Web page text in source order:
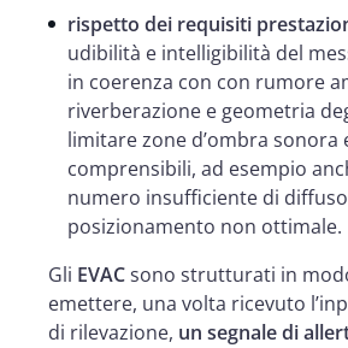
rispetto dei requisiti
udibilità e intelligibilità del
in coerenza con con rumore
riverberazione e geometria
limitare zone d’ombra sonora
comprensibili, ad esempio
numero insufficiente di
posizionamento non ottimale.
Gli EVACsono strutturati in
emettere, una volta ricevuto
di rilevazione, un segnale di